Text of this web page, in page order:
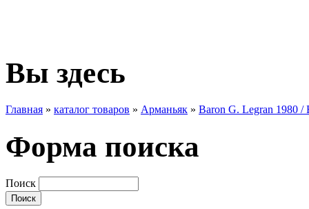
Вы здесь
Главная » каталог товаров » Арманьяк » Baron G. Legran 1980 /
Форма поиска
Поиск